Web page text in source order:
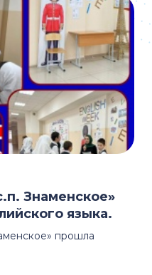
прошла
Знаменское»
языка.